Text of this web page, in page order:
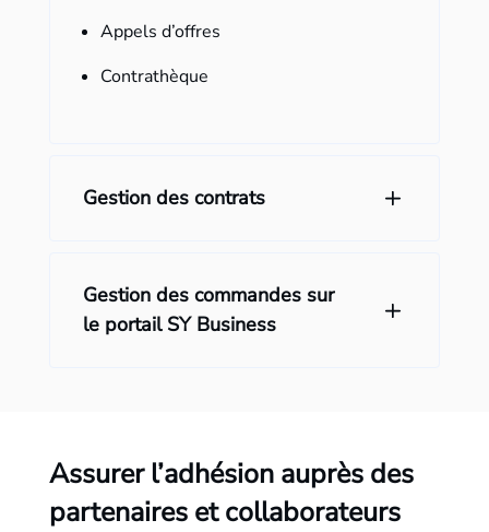
Appels d’offres
Contrathèque
Gestion des contrats
Gestion des commandes sur
le portail SY Business
Assurer l’adhésion auprès des
partenaires et collaborateurs